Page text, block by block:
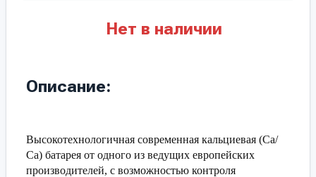
Нет в наличии
Описание:
Высокотехнологичная современная кальциевая (Са/
Са) батарея от одного из ведущих европейских
производителей, с возможностью контроля